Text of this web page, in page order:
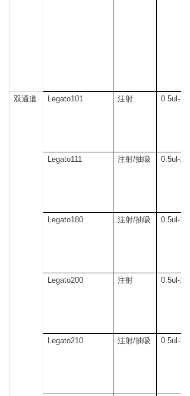
双通道 Legato101 注射 0.5ul-
Legato111 注射/抽吸 0.5ul-
Legato180 注射/抽吸 0.5ul-
Legato200 注射 0.5ul-
Legato210 注射/抽吸 0.5ul-